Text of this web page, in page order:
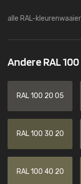
alle RAL-
Andere RAL
RAL 100 20 05
RAL 100 30 20
RAL 100 40 20